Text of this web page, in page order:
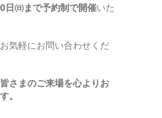
日㈰まで予約制で開催いた
気軽にお問い合わせくだ
さまのご来場を心よりお
。